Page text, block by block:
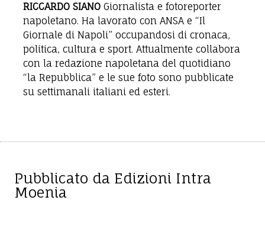
RICCARDO SIANO Giornalista e fotoreporter
napoletano. Ha lavorato con ANSA e “Il
Giornale di Napoli” occupandosi di cronaca,
politica, cultura e sport. Attualmente collabora
con la redazione napoletana del quotidiano
“la Repubblica” e le sue foto sono pubblicate
su settimanali italiani ed esteri.
Pubblicato da Edizioni Intra
Moenia